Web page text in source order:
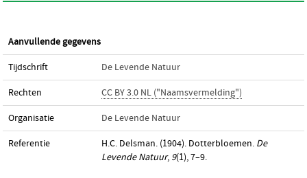
Aanvullende gegevens
Tijdschrift De Levende Natuur
Rechten CC BY 3.0 NL ("Naamsvermelding")
Organisatie De Levende Natuur
Referentie H.C. Delsman. (1904). Dotterbloemen. De
Levende Natuur, 9(1), 7–9.